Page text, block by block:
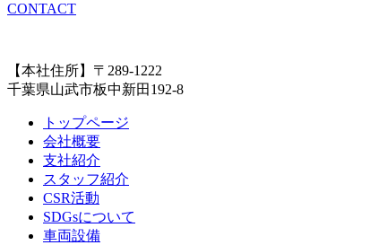
CONTACT
【本社住所】〒289-1222
千葉県山武市板中新田192-8
トップページ
会社概要
支社紹介
スタッフ紹介
CSR活動
SDGsについて
車両設備